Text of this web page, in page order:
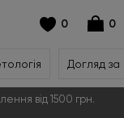
0 0
Догляд
від 1500 грн.